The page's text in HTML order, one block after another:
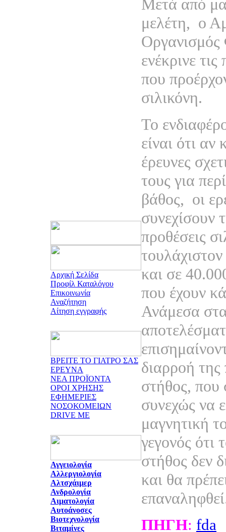
Αρχική Σελίδα
Προφίλ Καταλόγου
Επικοινωνία
Αναζήτηση
Αίτηση εγγραφής
ΒΡΕΙΤΕ ΤΟ ΓΙΑΤΡΟ ΣΑΣ
ΕΡΕΥΝΑ
ΝΕΑ ΠΡΟΪΟΝΤΑ
ΟΡΟΙ ΧΡΗΣΗΣ
ΕΦΗΜΕΡΙΕΣ
ΝΟΣΟΚΟΜΕΙΩΝ
DRIVE ME
Αγγειολογία
Αλλεργιολογία
Αλτσχάιμερ
Ανδρολογία
Αιματολογία
Αυτοάνοσες
Βιοτεχνολογία
Βιταμίνες
Μετά από
μελέτη, ο
ενέκρινε
που
σιλικόνη.
Το
είναι ότι αν
έρευνες
τους για
βάθος, οι
συνεχίσουν
προθέσεις
και σε
που έχουν
Ανάμεσα
διαρροή
στήθος, που
συνεχώς να
μαγνητική
γεγονός ότι
στήθος δεν
και θα
ΠΗΓΗ: fda